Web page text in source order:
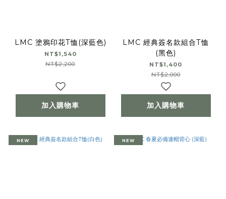
LMC 塗鴉印花T恤(深藍色)
NT$1,540
NT$2,200
加入購物車
LMC 經典簽名款組合T恤
(黑色)
NT$1,400
NT$2,000
加入購物車
NEW NEW